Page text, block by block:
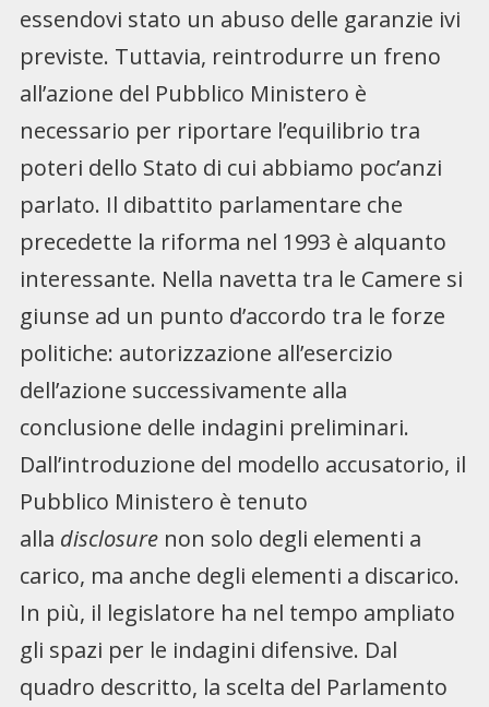
essendovi stato un abuso delle garanzie ivi
previste. Tuttavia, reintrodurre un freno
all’azione del Pubblico Ministero è
necessario per riportare l’equilibrio tra
poteri dello Stato di cui abbiamo poc’anzi
parlato. Il dibattito parlamentare che
precedette la riforma nel 1993 è alquanto
interessante. Nella navetta tra le Camere si
giunse ad un punto d’accordo tra le forze
politiche: autorizzazione all’esercizio
dell’azione successivamente alla
conclusione delle indagini preliminari.
Dall’introduzione del modello accusatorio, il
Pubblico Ministero è tenuto
alla disclosurenon solo degli elementi a
carico, ma anche degli elementi a discarico.
In più, il legislatore ha nel tempo ampliato
gli spazi per le indagini difensive. Dal
quadro descritto, la scelta del Parlamento